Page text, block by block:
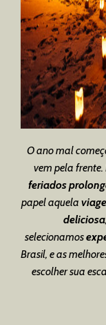
O ano mal
vem pela
feriados
papel aquela
deliciosa
selecionamos
Brasil, e as
escolher sua